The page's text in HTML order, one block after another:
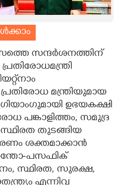
സന്ദർശനത്തിന്
മന്ത്രിയുമായ
ഉഭയകക്ഷി
പങ്കാളിത്തം,​ സമുദ്ര
തുടങ്ങിയ
ശക്തമാക്കാൻ
പസഫിക്
സ്ഥിരത, സുരക്ഷ,​